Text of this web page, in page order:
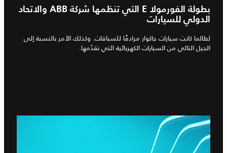
بطولة الفورمولا E التي تنظمها شركة ABB والاتحاد
الدولي للسيارات
لطالما كانت سيارات جاكوار مرادفًا للسباقات. وكذلك الأمر بالنسبة إلى
الجيل التالي من السيارات الكهربائية التي نقدّمها.